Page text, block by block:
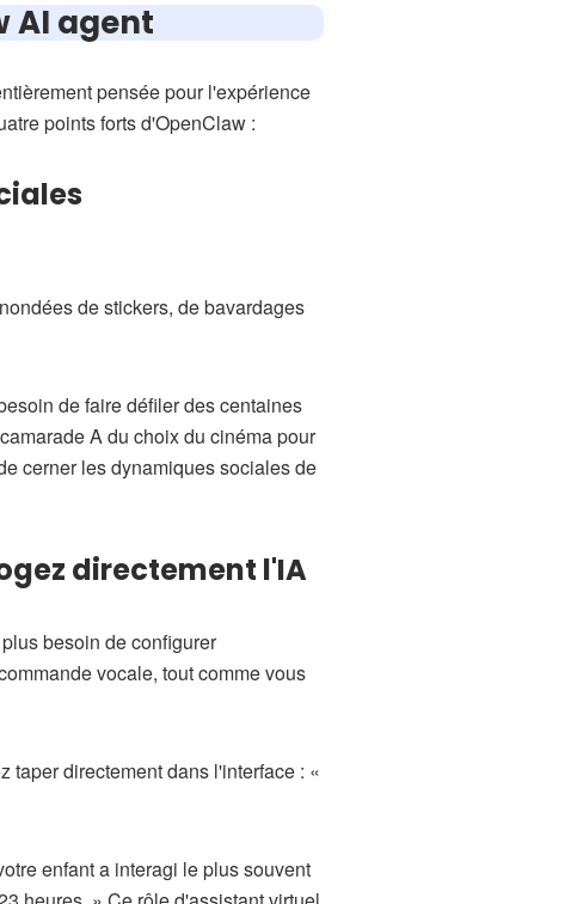
AI agent
pensée pour l'expérience
points forts d'OpenClaw :
de stickers, de bavardages
de faire défiler des centaines
A du choix du cinéma pour
cerner les dynamiques sociales de
directement l'IA
besoin de configurer
vocale, tout comme vous
taper directement dans l'interface : «
enfant a interagi le plus souvent